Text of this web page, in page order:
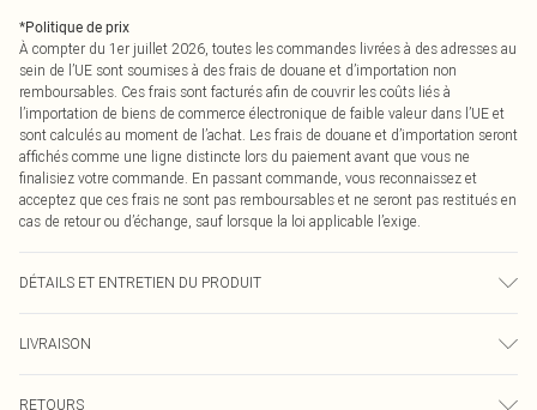
*Politique de prix
À compter du 1er juillet 2026, toutes les commandes livrées à des adresses au
sein de l’UE sont soumises à des frais de douane et d’importation non
remboursables. Ces frais sont facturés afin de couvrir les coûts liés à
l’importation de biens de commerce électronique de faible valeur dans l’UE et
sont calculés au moment de l’achat. Les frais de douane et d’importation seront
affichés comme une ligne distincte lors du paiement avant que vous ne
finalisiez votre commande. En passant commande, vous reconnaissez et
acceptez que ces frais ne sont pas remboursables et ne seront pas restitués en
cas de retour ou d’échange, sauf lorsque la loi applicable l’exige.
DÉTAILS ET ENTRETIEN DU PRODUIT
couleur peut déteindre.
LIVRAISON
RETOURS